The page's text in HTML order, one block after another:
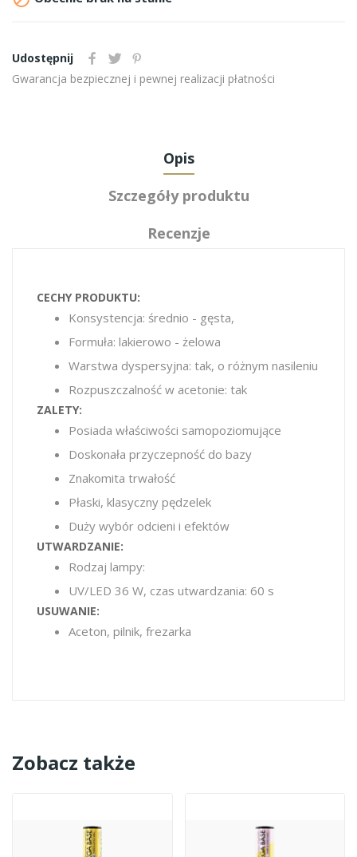
Udostępnij
Gwarancja bezpiecznej i pewnej realizacji płatności
Opis
Szczegóły produktu
Recenzje
CECHY PRODUKTU:
Konsystencja: średnio - gęsta,
Formuła: lakierowo - żelowa
Warstwa dyspersyjna: tak, o różnym nasileniu
Rozpuszczalność w acetonie: tak
ZALETY:
Posiada właściwości samopoziomujące
Doskonała przyczepność do bazy
Znakomita trwałość
Płaski, klasyczny pędzelek
Duży wybór odcieni i efektów
UTWARDZANIE:
Rodzaj lampy:
UV/LED 36 W, czas utwardzania: 60 s
USUWANIE:
Aceton, pilnik, frezarka
Zobacz także